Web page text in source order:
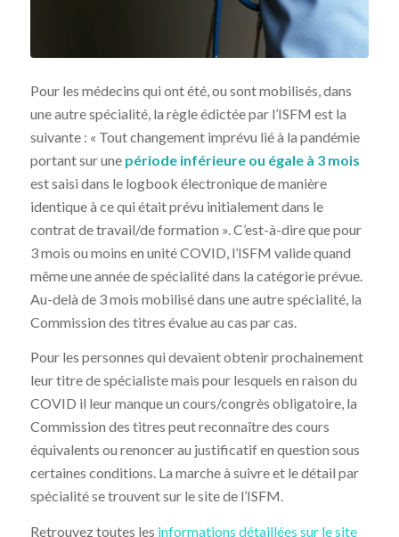
Pour les médecins qui ont été, ou sont mobilisés, dans
une autre spécialité, la règle édictée par l’ISFM est la
suivante : « Tout changement imprévu lié à la pandémie
portant sur une période inférieure ou égale à 3 mois
est saisi dans le logbook électronique de manière
identique à ce qui était prévu initialement dans le
contrat de travail/de formation ». C’est-à-dire que pour
3 mois ou moins en unité COVID, l’ISFM valide quand
même une année de spécialité dans la catégorie prévue.
Au-delà de 3 mois mobilisé dans une autre spécialité, la
Commission des titres évalue au cas par cas.
Pour les personnes qui devaient obtenir prochainement
leur titre de spécialiste mais pour lesquels en raison du
COVID il leur manque un cours/congrès obligatoire, la
Commission des titres peut reconnaître des cours
équivalents ou renoncer au justificatif en question sous
certaines conditions. La marche à suivre et le détail par
spécialité se trouvent sur le site de l’ISFM.
Retrouvez toutes les informations détaillées sur le site